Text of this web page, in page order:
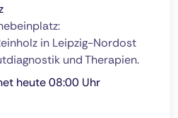
in Leipzig-Nordost
und Therapien.
heute 08:00 Uhr